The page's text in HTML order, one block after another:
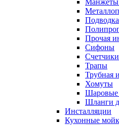
Манжеты
Прочая
Сифоны
Трапы
Трубная
Хомуты
Шаровые
Шланги
Инсталляции
Кухонные